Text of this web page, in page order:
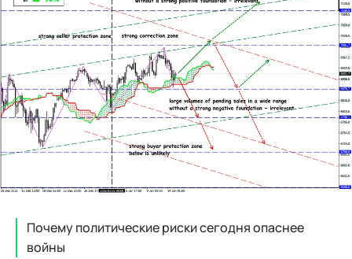
Почему политические риски сегодня опаснее
войны